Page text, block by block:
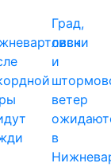
Град,
ливни
и
ветер
в